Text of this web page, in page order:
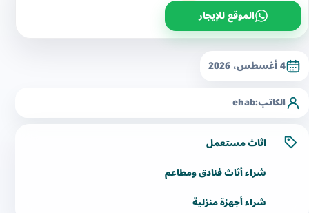
الموقع للإيجار
4 أغسطس، 2026
الكاتب:ehab
اثاث مستعمل
شراء أثاث فنادق ومطاعم
شراء أجهزة منزلية